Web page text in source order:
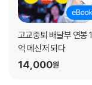
넘어진 자리에서 줍는
오늘이 과거가 되는 순
행복으로 갚기 _ 이혜진
무엇을 쓸까 고민하지
하거나 하지 않거나 _ 정
고교중퇴 배달부 연봉 1
억 메신저 되다
14,000원